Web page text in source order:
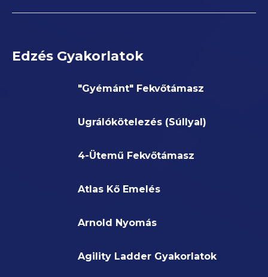
Edzés Gyakorlatok
"Gyémánt" Fekvőtámasz
Ugrálókötelezés (Súllyal)
4-Ütemű Fekvőtámasz
Atlas Kő Emelés
Arnold Nyomás
Agility Ladder Gyakorlatok